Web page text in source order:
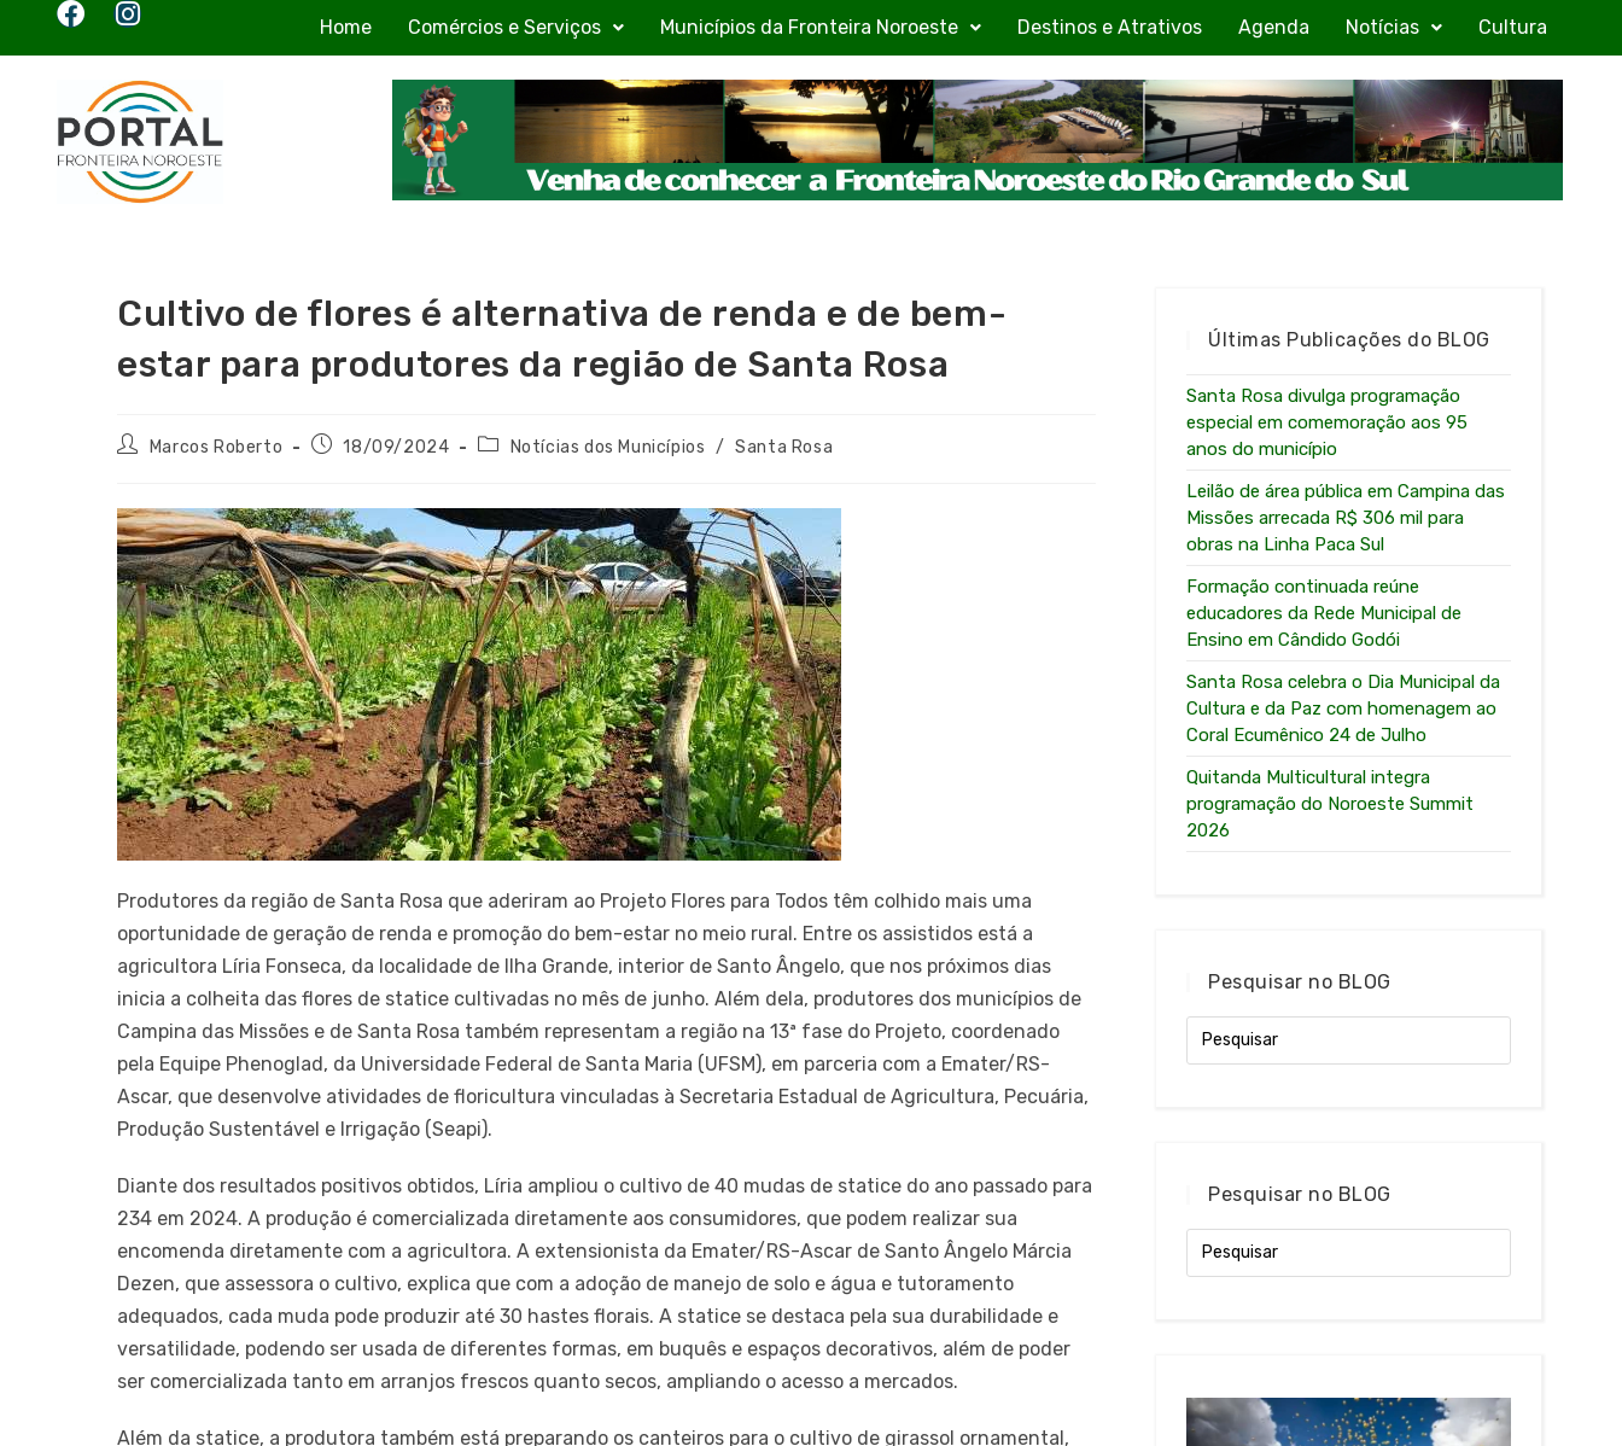
Home Comércios e Serviços Municípios da Fronteira Noroeste Destinos e Atrativos Agenda Notícias Cultura
Cultivo de flores é alternativa de renda e de bem-
estar para produtores da região de Santa Rosa
Marcos Roberto 18/09/2024 Notícias dos Municípios / Santa Rosa
Produtores da região de Santa Rosa que aderiram ao Projeto Flores para Todos têm colhido mais uma
oportunidade de geração de renda e promoção do bem-estar no meio rural. Entre os assistidos está a
agricultora Líria Fonseca, da localidade de Ilha Grande, interior de Santo Ângelo, que nos próximos dias
inicia a colheita das flores de statice cultivadas no mês de junho. Além dela, produtores dos municípios de
Campina das Missões e de Santa Rosa também representam a região na 13ª fase do Projeto, coordenado
pela Equipe Phenoglad, da Universidade Federal de Santa Maria (UFSM), em parceria com a Emater/RS-
Ascar, que desenvolve atividades de floricultura vinculadas à Secretaria Estadual de Agricultura, Pecuária,
Produção Sustentável e Irrigação (Seapi).
Diante dos resultados positivos obtidos, Líria ampliou o cultivo de 40 mudas de statice do ano passado para
234 em 2024. A produção é comercializada diretamente aos consumidores, que podem realizar sua
encomenda diretamente com a agricultora. A extensionista da Emater/RS-Ascar de Santo Ângelo Márcia
Dezen, que assessora o cultivo, explica que com a adoção de manejo de solo e água e tutoramento
adequados, cada muda pode produzir até 30 hastes florais. A statice se destaca pela sua durabilidade e
versatilidade, podendo ser usada de diferentes formas, em buquês e espaços decorativos, além de poder
ser comercializada tanto em arranjos frescos quanto secos, ampliando o acesso a mercados.
Além da statice, a produtora também está preparando os canteiros para o cultivo de girassol ornamental,
Últimas Publicações do BLOG
Santa Rosa divulga programação
especial em comemoração aos 95
anos do município
Leilão de área pública em Campina das
Missões arrecada R$ 306 mil para
obras na Linha Paca Sul
Formação continuada reúne
educadores da Rede Municipal de
Ensino em Cândido Godói
Santa Rosa celebra o Dia Municipal da
Cultura e da Paz com homenagem ao
Coral Ecumênico 24 de Julho
Quitanda Multicultural integra
programação do Noroeste Summit
2026
Pesquisar no BLOG
Pesquisar no BLOG